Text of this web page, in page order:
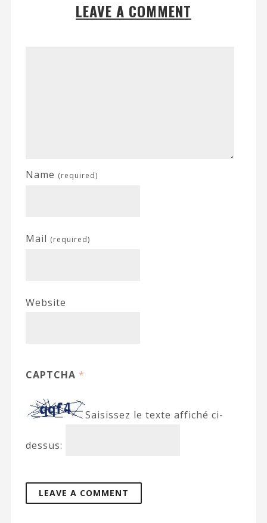
LEAVE A COMMENT
Name (required)
Mail (required)
Website
CAPTCHA *
Saisissez le texte affiché ci-
dessus: